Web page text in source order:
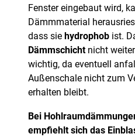
Fenster eingebaut wird,
Dämmmaterial
dass sie hydrophob ist.
Dämmschichtnicht
wichtig, da eventuell
Außenschale nicht zum
erhalten bleibt.
Bei
empfiehlt sich das